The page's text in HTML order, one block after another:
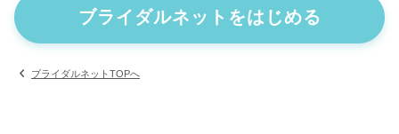
ブライダルネットをはじめる
ブライダルネットTOPへ